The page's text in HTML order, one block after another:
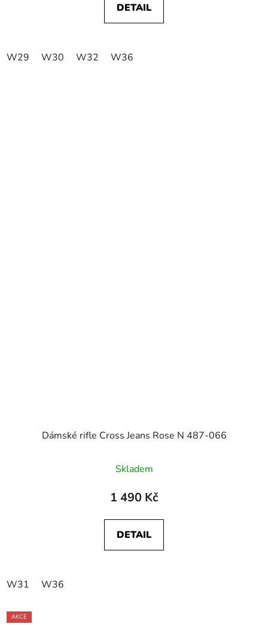
DETAIL
W29 W30 W32 W36
Dámské rifle Cross Jeans Rose N 487-066
Skladem
1 490 Kč
DETAIL
W31 W36
AKCE